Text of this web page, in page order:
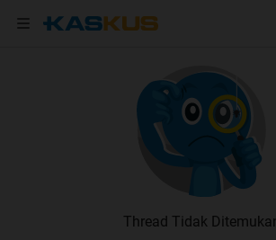
Thread Tidak